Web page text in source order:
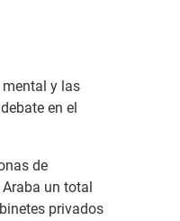
y las
en el
de
un total
privados